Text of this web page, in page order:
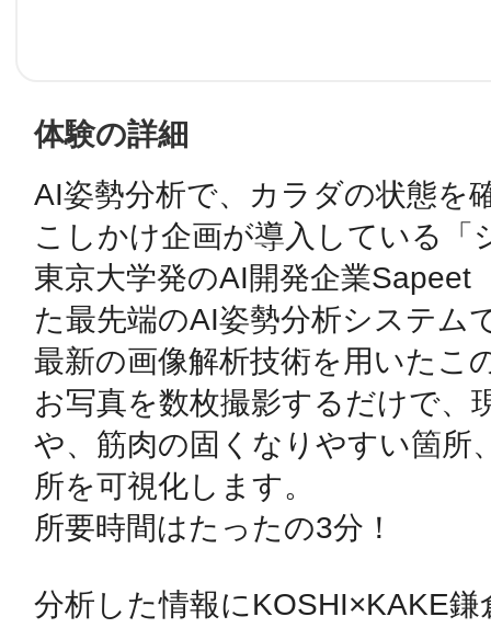
URLをコピー
体験の詳細
AI姿勢分析で、カラダの状態を
こしかけ企画が導入している「
東京大学発のAI開発企業Sapeet
た最先端のAI姿勢分析システム
最新の画像解析技術を用いたこ
お写真を数枚撮影するだけで、
や、筋肉の固くなりやすい箇所
所を可視化します。
所要時間はたったの3分！
分析した情報にKOSHI×KAKE鎌
智頭
鴻巣
池袋